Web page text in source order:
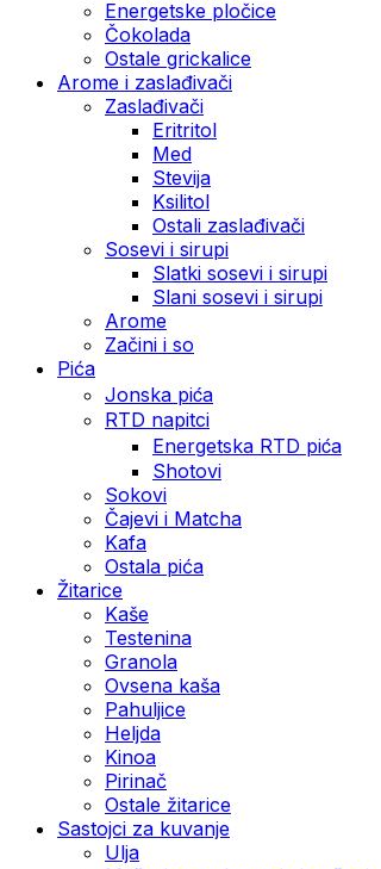
Energetske pločice
Čokolada
Ostale grickalice
Arome i zaslađivači
Zaslađivači
Eritritol
Med
Stevija
Ksilitol
Ostali zaslađivači
Sosevi i sirupi
Slatki sosevi i sirupi
Slani sosevi i sirupi
Arome
Začini i so
Pića
Jonska pića
RTD napitci
Energetska RTD pića
Shotovi
Sokovi
Čajevi i Matcha
Kafa
Ostala pića
Žitarice
Kaše
Testenina
Granola
Ovsena kaša
Pahuljice
Heljda
Kinoa
Pirinač
Ostale žitarice
Sastojci za kuvanje
Ulja